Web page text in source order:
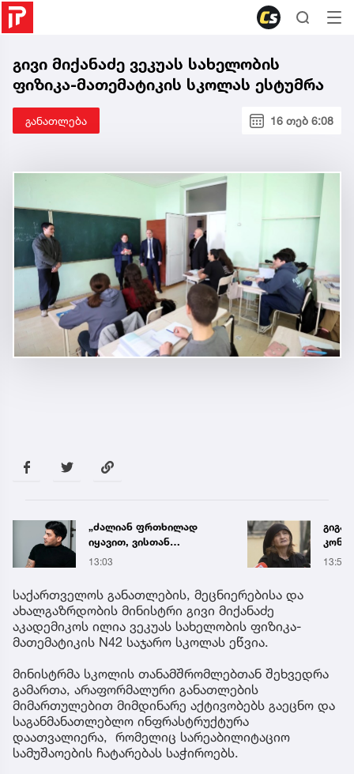
გივი მიქანაძე ვეკუას სახელობის
ფიზიკა-მათემატიკის სკოლას ესტუმრა
განათლება 16 თებ 6:08
„ძალიან ფრთხილად
იყავით, ვისთან
მიდიხართ და ვის
13:03
რა
13:54
საქართველოს განათლების, მეცნიერებისა და
ახალგაზრდობის მინისტრი გივი მიქანაძე
აკადემიკოს ილია ვეკუას სახელობის ფიზიკა-
მათემატიკის N42 საჯარო სკოლას ეწვია.
მინისტრმა სკოლის თანამშრომლებთან შეხვედრა
გამართა, არაფორმალური განათლების
მიმართულებით მიმდინარე აქტივობებს გაეცნო და
საგანმანათლებლო ინფრასტრუქტურა
დაათვალიერა, რომელიც სარეაბილიტაციო
სამუშაოების ჩატარებას საჭიროებს.